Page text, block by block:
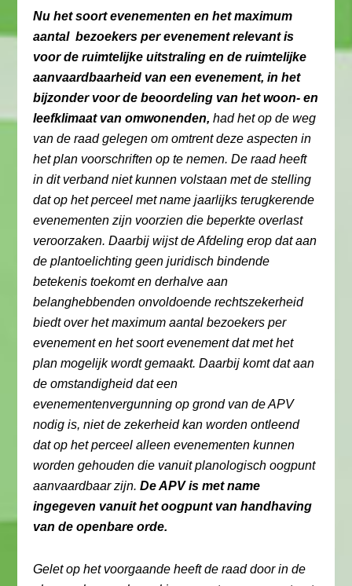
Nu het soort evenementen en het maximum
aantal bezoekers per evenement relevant is
voor de ruimtelijke uitstraling en de ruimtelijke
aanvaardbaarheid van een evenement, in het
bijzonder voor de beoordeling van het woon- en
leefklimaat van omwonenden,had het op de weg
van de raad gelegen om omtrent deze aspecten in
het plan voorschriften op te nemen. De raad heeft
in dit verband niet kunnen volstaan met de stelling
dat op het perceel met name jaarlijks terugkerende
evenementen zijn voorzien die beperkte overlast
veroorzaken. Daarbij wijst de Afdeling erop dat aan
de plantoelichting geen juridisch bindende
betekenis toekomt en derhalve aan
belanghebbenden onvoldoende rechtszekerheid
biedt over het maximum aantal bezoekers per
evenement en het soort evenement dat met het
plan mogelijk wordt gemaakt. Daarbij komt dat aan
de omstandigheid dat een
evenementenvergunning op grond van de APV
nodig is, niet de zekerheid kan worden ontleend
dat op het perceel alleen evenementen kunnen
worden gehouden die vanuit planologisch oogpunt
aanvaardbaar zijn.De APV is met name
ingegeven vanuit het oogpunt van handhaving
van de openbare orde.
Gelet op het voorgaande heeft de raad door in de